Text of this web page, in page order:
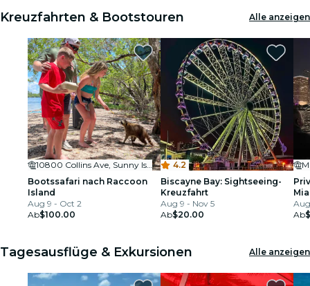
Kreuzfahrten & Bootstouren Alle anzeigen
10800 Collins Ave, Sunny Isles Beach, FL 33154 United States
Bootssafari nach Raccoon
Island
Aug 9 - Oct 2
Ab$100.00
4.2
Biscayne Bay: Sightseeing-
Kreuzfahrt
Aug 9 - Nov 5
Ab$20.00
Ab
Tagesausflüge & Exkursionen Alle anzeigen